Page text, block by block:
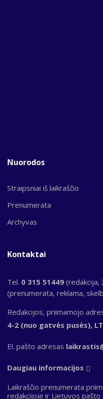
Nuorodos
Straipsniai iš laikraščio
Prenumerata
Archyvas
Kontaktai
Tel. 0 315 51449 (redakcija,
(prenumerata, reklama,
Redakcijos, priimamojo
4-2 (nuo gatvės pusės),
El. pašto adresas
Daugiau informacijos
Laikraščio prenumerata
redakcijoje ir Lietuvos pašto